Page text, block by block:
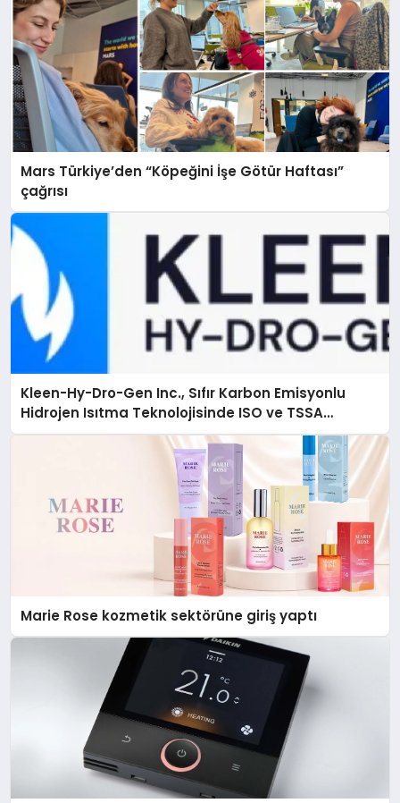
Mars Türkiye’den “Köpeğini İşe Götür Haftası”
çağrısı
Kleen-Hy-Dro-Gen Inc., Sıfır Karbon Emisyonlu
Hidrojen Isıtma Teknolojisinde ISO ve TSSA
Düzenleyici Onaylarını Aldı
Marie Rose kozmetik sektörüne giriş yaptı